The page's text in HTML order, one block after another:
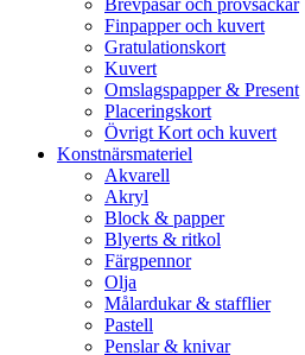
Brevpåsar och provsäckar
Finpapper och kuvert
Gratulationskort
Kuvert
Omslagspapper & Present
Placeringskort
Övrigt Kort och kuvert
Konstnärsmateriel
Akvarell
Akryl
Block & papper
Blyerts & ritkol
Färgpennor
Olja
Målardukar & stafflier
Pastell
Penslar & knivar